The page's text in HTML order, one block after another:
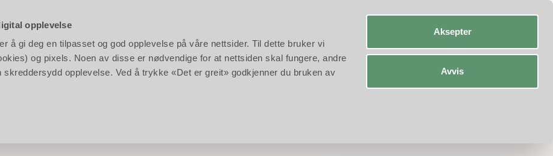
opplevelse
å gi deg en tilpasset og god opplevelse på våre nettsider. Til dette bruker vi
og pixels. Noen av disse er nødvendige for at nettsiden skal fungere, andre
skreddersydd opplevelse. Ved å trykke «Det er greit» godkjenner du bruken av
Aksepter
Avvis
Planlegg Bestill
deg i julestemning på Barnas Gård